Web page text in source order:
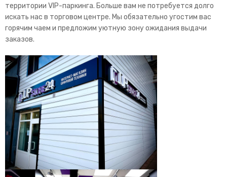
территории VIP-паркинга. Больше вам не потребуется долго
искать нас в торговом центре. Мы обязательно угостим вас
горячим чаем и предложим уютную зону ожидания выдачи
заказов.